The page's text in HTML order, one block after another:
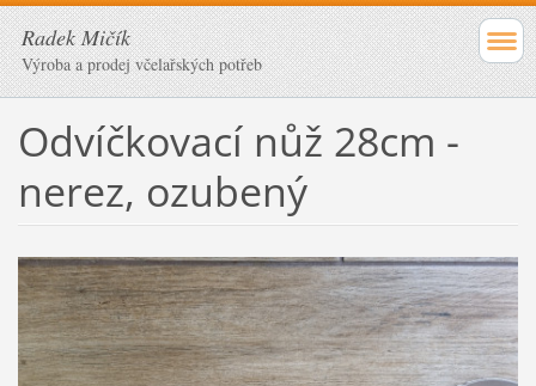
Radek Mičík
Výroba a prodej včelařských potřeb
Odvíčkovací nůž 28cm -
nerez, ozubený